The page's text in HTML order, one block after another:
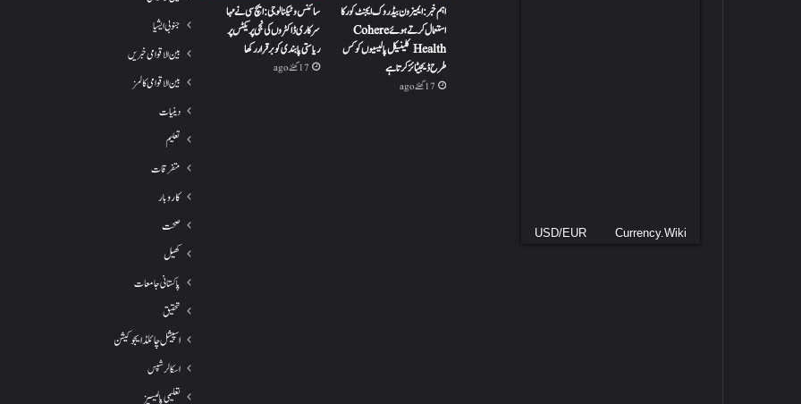
USD/EUR Currency.Wiki
اہم خبر: ایمیزون بیڈروک ایجنٹ کور کا
استعمال کرتے ہوئے Cohere
Health کلینیکل پالیسیوں کو کس
طرح ڈیجیٹائز کرتا ہے
17 گھنٹے ago
سائنس و ٹیکنالوجی: ایچ سی نے مہا
سرکاری ڈاکٹروں کی نجی پریکٹس پر
ریاستی پابندی کو برقرار رکھا
17 گھنٹے ago
جنوبی ایشیا
بین الاقوامی خبریں
بین الاقوامی کالمز
دینیات
تعلیم
متفرقات
کاروبار
صحت
کھیل
پاکستانی جامعات
تحقیق
اسپیشل چائلڈ ایجوکیشن
اسکالرشپس
تعلیمی پالیسیز